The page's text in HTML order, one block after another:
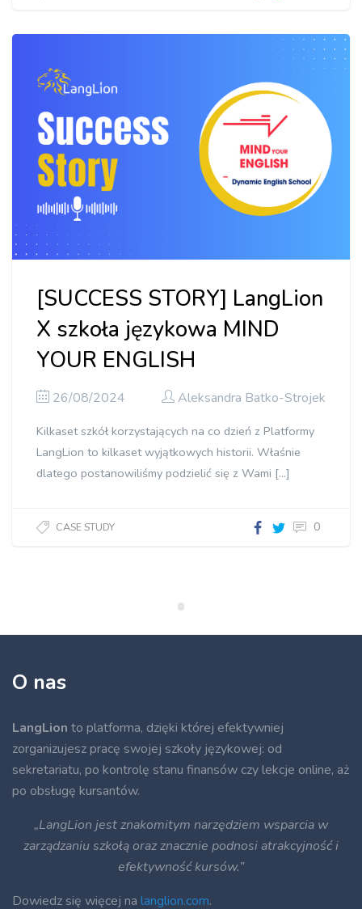
językowa
BEST
„Największym
sukcesem
są moi
kursanci!”"]
[SUCCESS STORY] LangLion
X szkoła językowa MIND
YOUR ENGLISH
26/08/2024 Aleksandra Batko-Strojek
Kilkaset szkół korzystających na co dzień z Platformy
LangLion to kilkaset wyjątkowych historii. Właśnie
dlatego postanowiliśmy podzielić się z Wami […]
CASE STUDY
YOUR
0
O nas
LangLion to platforma, dzięki której efektywniej
zorganizujesz pracę swojej szkoły językowej: od
sekretariatu, po kontrolę stanu finansów czy lekcje online, aż
po obsługę kursantów.
„LangLion jest znakomitym narzędziem wsparcia w
zarządzaniu szkołą oraz znacznie podnosi atrakcyjność i
efektywność kursów.”
Dowiedz się więcej na langlion.com.